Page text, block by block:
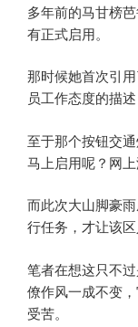
多年前的马甘榜
有正式启用。
那时候她首次引
员工作态度的描
至于那个按钮交
马上启用呢？网上
而此次大山脚豪
行任务，才让该
笔者在想这只不
僚作风一成不变
受苦。